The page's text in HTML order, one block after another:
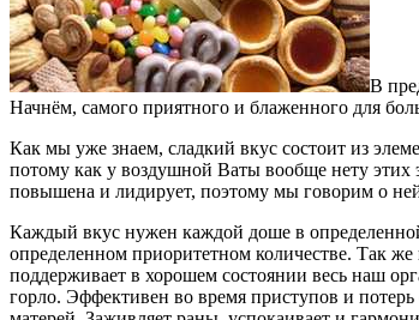
В
Начнём, самого приятного и блаженного для
Как мы уже знаем, сладкий вкус состоит из
потому как у воздушной Ваты вообще нету
повышена и лидирует, поэтому мы говорим о
Каждый вкус нужен каждой доше в
определенном приоритетном количестве. Так
поддерживает в хорошем состоянии весь наш
горло. Эффективен во время приступов и